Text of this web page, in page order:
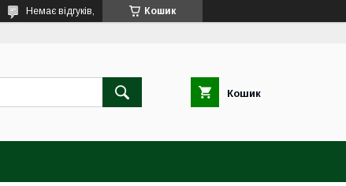
Кошик
Немає відгуків,
Кошик